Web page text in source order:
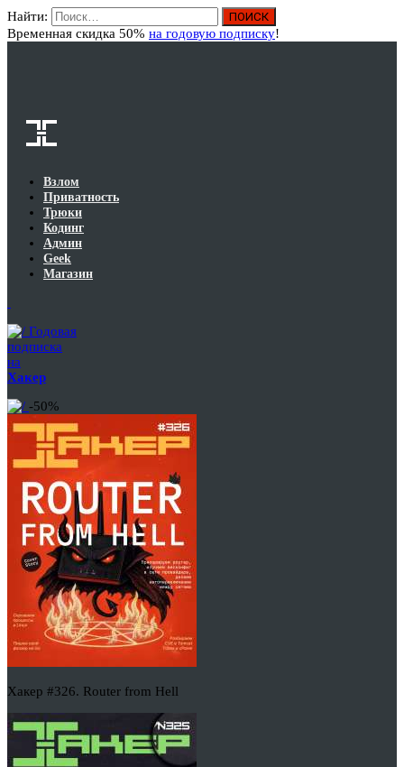
Найти:
Временная скидка 50% на годовую подписку!
Взлом
Приватность
Трюки
Кодинг
Админ
Geek
Магазин
Годовая
подписка
на
Хакер
-50%
Хакер #326. Router from Hell